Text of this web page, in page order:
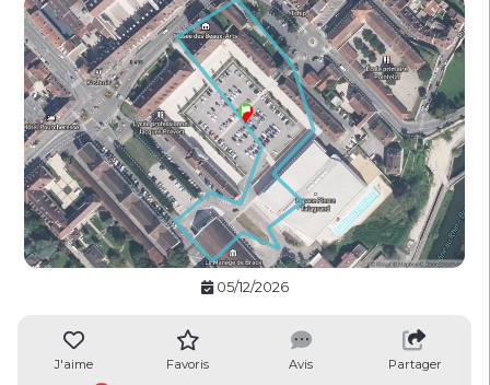
05/12/2026
J'aime Favoris Avis Partager